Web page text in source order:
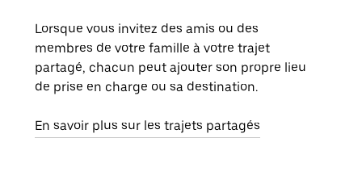
Lorsque vous invitez des amis ou des
membres de votre famille à votre trajet
partagé, chacun peut ajouter son propre lieu
de prise en charge ou sa destination.
En savoir plus sur les trajets partagés